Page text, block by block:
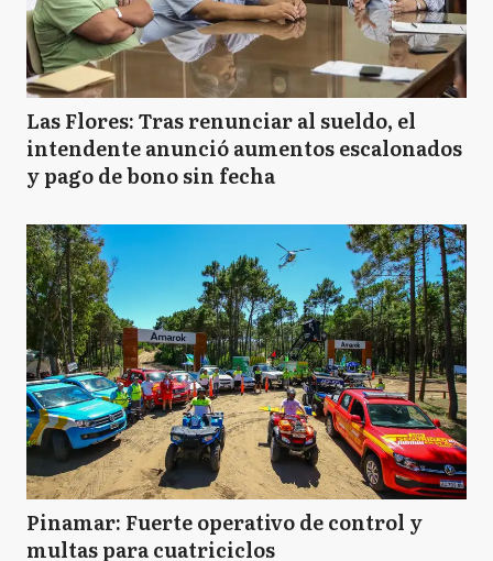
Las Flores: Tras renunciar al sueldo, el
intendente anunció aumentos escalonados
y pago de bono sin fecha
Pinamar: Fuerte operativo de control y
multas para cuatriciclos